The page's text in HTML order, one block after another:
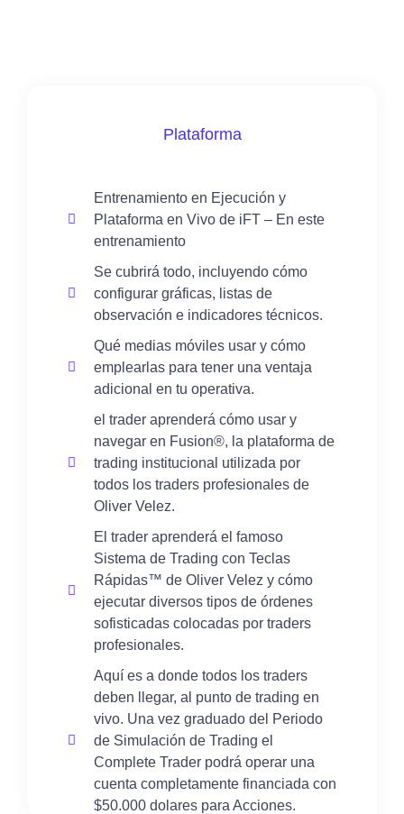
Plataforma
Entrenamiento en Ejecución y
Plataforma en Vivo de iFT – En este
entrenamiento
Se cubrirá todo, incluyendo cómo
configurar gráficas, listas de
observación e indicadores técnicos.
Qué medias móviles usar y cómo
emplearlas para tener una ventaja
adicional en tu operativa.
el trader aprenderá cómo usar y
navegar en Fusion®, la plataforma de
trading institucional utilizada por
todos los traders profesionales de
Oliver Velez.
El trader aprenderá el famoso
Sistema de Trading con Teclas
Rápidas™ de Oliver Velez y cómo
ejecutar diversos tipos de órdenes
sofisticadas colocadas por traders
profesionales.
Aquí es a donde todos los traders
deben llegar, al punto de trading en
vivo. Una vez graduado del Periodo
de Simulación de Trading el
Complete Trader podrá operar una
cuenta completamente financiada con
$50.000 dolares para Acciones.